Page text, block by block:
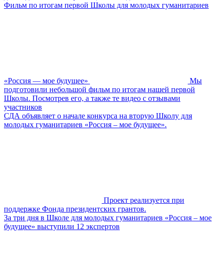
Фильм по итогам первой Школы для молодых гуманитариев
«Россия — мое будущее»
Мы
подготовили небольшой фильм по итогам нашей первой
Школы. Посмотрев его, а также те видео с отзывами
участников
СДА объявляет о начале конкурса на вторую Школу для
молодых гуманитариев «Россия – мое будущее».
Проект реализуется при
поддержке Фонда президентских грантов.
За три дня в Школе для молодых гуманитариев «Россия – мое
будущее» выступили 12 экспертов